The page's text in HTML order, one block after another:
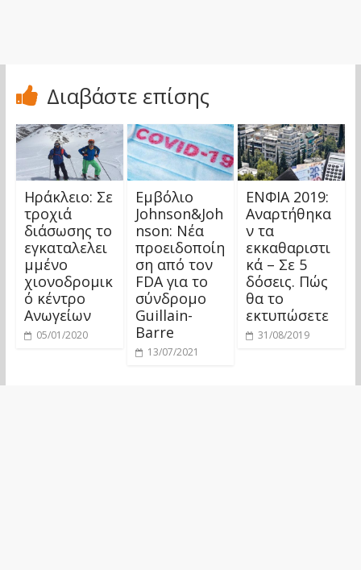
Διαβάστε επίσης
Ηράκλειο: Σε
τροχιά
διάσωσης το
εγκαταλελει
μμένο
χιονοδρομικ
ό κέντρο
Ανωγείων
05/01/2020
Εμβόλιο
Johnson&Joh
nson: Νέα
προειδοποίη
ση από τον
FDA για το
σύνδρομο
Guillain-
Barre
13/07/2021
ΕΝΦΙΑ 2019:
Αναρτήθηκα
ν τα
εκκαθαριστι
κά – Σε 5
δόσεις. Πώς
θα το
εκτυπώσετε
31/08/2019